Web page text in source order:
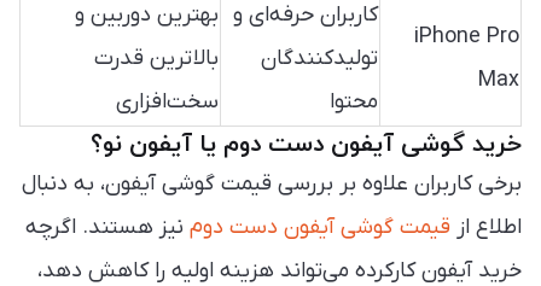
iPhone Pro
Max
کاربران حرفه‌ای و
تولیدکنندگان
محتوا
بهترین دوربین و
بالاترین قدرت
سخت‌افزاری
خرید گوشی آیفون دست دوم یا آیفون نو؟
برخی کاربران علاوه بر بررسی قیمت گوشی آیفون، به دنبال
اطلاع از قیمت گوشی آیفون دست دوم نیز هستند. اگرچه
خرید آیفون کارکرده می‌تواند هزینه اولیه را کاهش دهد،